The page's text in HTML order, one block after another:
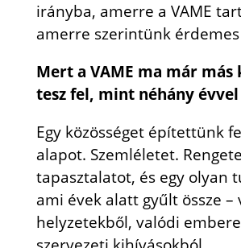
irányba, amerre a VAME
amerre szerintünk
Mert a VAME ma már más
tesz fel, mint néhány
Egy közösséget építettünk
alapot. Szemléletet.
tapasztalatot, és egy olyan
ami évek alatt gyűlt össze –
helyzetekből, valódi